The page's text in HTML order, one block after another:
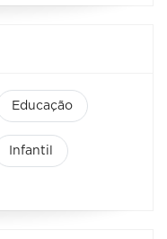
Educação
Infantil